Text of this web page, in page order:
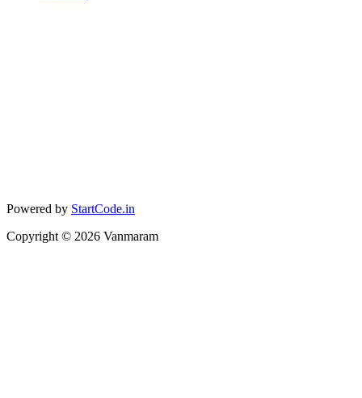
Powered by StartCode.in
Copyright © 2026 Vanmaram